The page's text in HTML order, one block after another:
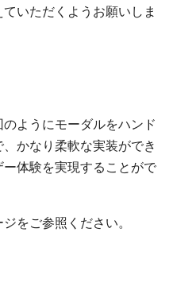
いただくようお願いしま
ようにモーダルをハンド
かなり柔軟な実装ができ
体験を実現することがで
をご参照ください。